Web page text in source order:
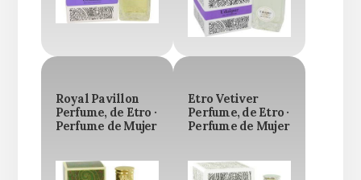
Royal Pavillon
Perfume, de Etro ·
Perfume de Mujer
Etro Vetiver
Perfume, de Etro ·
Perfume de Mujer